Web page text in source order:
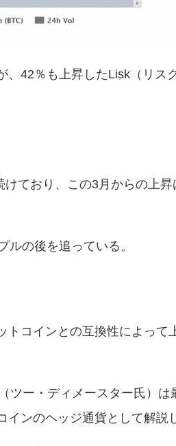
42％も上昇したLisk（リス
ており、この3月からの上
の後を追っている。
コインとの互換性によって
ツー・ディメースター氏）は
ンのヘッジ通貨として解説